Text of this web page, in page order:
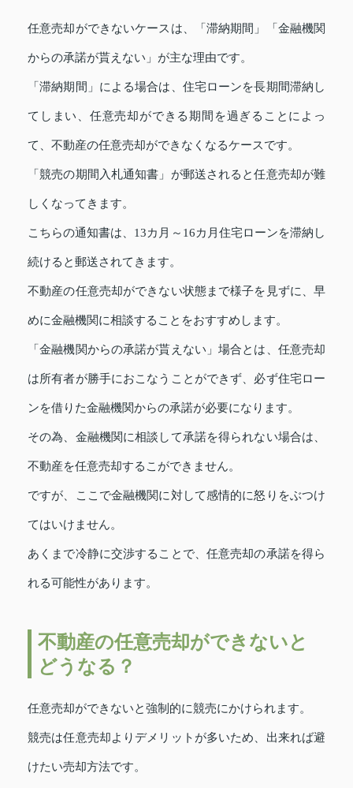
任意売却ができないケースは、「滞納期間」「金融機関
からの承諾が貰えない」が主な理由です。
「滞納期間」による場合は、住宅ローンを長期間滞納し
てしまい、任意売却ができる期間を過ぎることによっ
て、不動産の任意売却ができなくなるケースです。
「競売の期間入札通知書」が郵送されると任意売却が難
しくなってきます。
こちらの通知書は、13カ月～16カ月住宅ローンを滞納し
続けると郵送されてきます。
不動産の任意売却ができない状態まで様子を見ずに、早
めに金融機関に相談することをおすすめします。
「金融機関からの承諾が貰えない」場合とは、任意売却
は所有者が勝手におこなうことができず、必ず住宅ロー
ンを借りた金融機関からの承諾が必要になります。
その為、金融機関に相談して承諾を得られない場合は、
不動産を任意売却するこができません。
ですが、ここで金融機関に対して感情的に怒りをぶつけ
てはいけません。
あくまで冷静に交渉することで、任意売却の承諾を得ら
れる可能性があります。
不動産の任意売却ができないと
どうなる？
任意売却ができないと強制的に競売にかけられます。
競売は任意売却よりデメリットが多いため、出来れば避
けたい売却方法です。